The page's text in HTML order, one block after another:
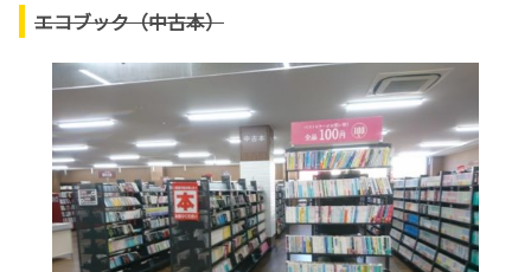
エコブック（中古本）